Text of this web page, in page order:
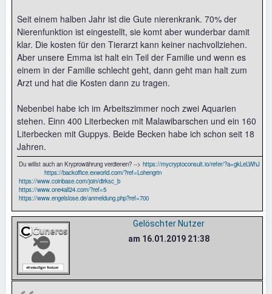
Seit einem halben Jahr ist die Gute nierenkrank. 70% der
Nierenfunktion ist eingestellt, sie komt aber wunderbar damit
klar. Die kosten für den Tierarzt kann keiner nachvollziehen.
Aber unsere Emma ist halt ein Teil der Familie und wenn es
einem in der Familie schlecht geht, dann geht man halt zum
Arzt und hat die Kosten dann zu tragen.
Nebenbei habe ich im Arbeitszimmer noch zwei Aquarien
stehen. Einn 400 Literbecken mit Malawibarschen und ein 160
Literbecken mit Guppys. Beide Becken habe ich schon seit 18
Jahren.
Du willst auch an Kryprowährung verdienen? --> https://mycryptoconsult.io/refer/?a=gkLeLWhJ
https://backoffice.exworld.com/?ref=Lohengrin
https://www.coinbase.com/join/dirksc_b
https://www.one4all24.com/?ref=5
https://www.engelslose.de/anmeldung.php?ref=700
Gelöschter Nutzer
am 16.01.2019 21:38